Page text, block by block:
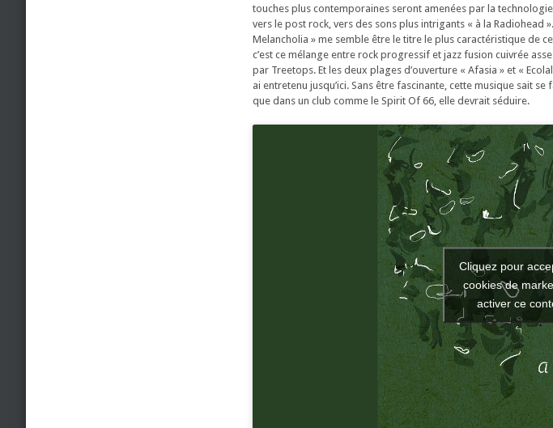
touches plus contemporaines seront amenées par la
vers le post rock, vers des sons plus intrigants « à la Radiohead
Melancholia » me semble être le titre le plus caractéristique de
c’est ce mélange entre rock progressif et jazz fusion cuivrée
par Treetops. Et les deux plages d’ouverture « Afasia » et «
ai entretenu jusqu’ici. Sans être fascinante, cette musique sait
que dans un club comme le Spirit Of 66, elle devrait séduire.
Cliquez pour
cookies de
activer ce